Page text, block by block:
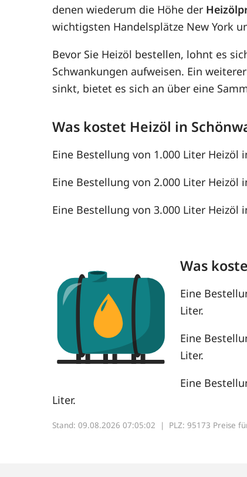
denen wiederum die Höhe der
wichtigsten Handelsplätze New York
Bevor Sie Heizöl bestellen, lohnt es
Schwankungen aufweisen. Ein
sinkt, bietet es sich an über eine
Was kostet Heizöl in
Eine Bestellung von 1.000 Liter
Eine Bestellung von 2.000 Liter
Eine Bestellung von 3.000 Liter
Was
Eine
Liter.
Eine
Liter.
Eine
Liter.
Stand: 09.08.2026 07:05:02 | PLZ: 95173 Preise